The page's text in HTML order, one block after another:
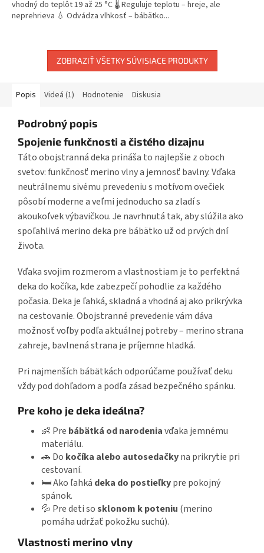
vhodný do teplôt 19 až 25 °C 🌡️ Reguluje teplotu – hreje, ale
neprehrieva 💧 Odvádza vlhkosť – bábätko...
ZOBRAZIŤ VŠETKY SÚVISIACE PRODUKTY
Popis Videá (1) Hodnotenie Diskusia
Podrobný popis
Spojenie funkčnosti a čistého dizajnu
Táto obojstranná deka prináša to najlepšie z oboch
svetov: funkčnosť merino vlny a jemnosť bavlny. Vďaka
neutrálnemu sivému prevedeniu s motívom ovečiek
pôsobí moderne a veľmi jednoducho sa zladí s
akoukoľvek výbavičkou. Je navrhnutá tak, aby slúžila ako
spoľahlivá merino deka pre bábätko už od prvých dní
života.
Vďaka svojim rozmerom a vlastnostiam je to perfektná
deka do kočíka, kde zabezpečí pohodlie za každého
počasia. Deka je ľahká, skladná a vhodná aj ako prikrývka
na cestovanie. Obojstranné prevedenie vám dáva
možnosť voľby podľa aktuálnej potreby – merino strana
zahreje, bavlnená strana je príjemne hladká.
Pri najmenších bábätkách odporúčame používať deku
vždy pod dohľadom a podľa zásad bezpečného spánku.
Pre koho je deka ideálna?
👶 Pre bábätká od narodeniavďaka jemnému
materiálu.
🚗 Do kočíka alebo autosedačkyna prikrytie pri
cestovaní.
🛏️ Ako ľahká deka do postieľkypre pokojný
spánok.
💦 Pre deti sosklonom k poteniu (merino
pomáha udržať pokožku suchú).
Vlastnosti merino vlny